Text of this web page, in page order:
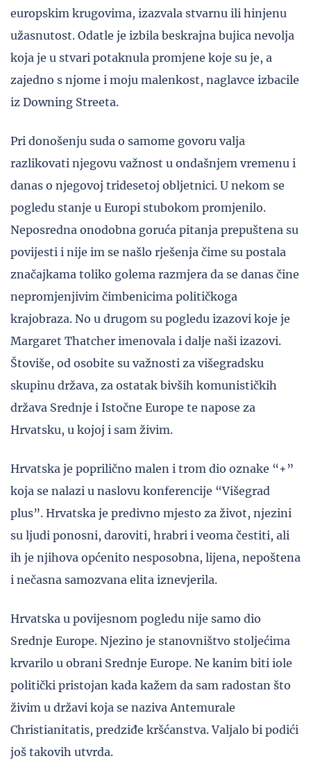
europskim krugovima, izazvala stvarnu ili hinjenu
užasnutost. Odatle je izbila beskrajna bujica nevolja
koja je u stvari potaknula promjene koje su je, a
zajedno s njome i moju malenkost, naglavce izbacile
iz Downing Streeta.
Pri donošenju suda o samome govoru valja
razlikovati njegovu važnost u ondašnjem vremenu i
danas o njegovoj tridesetoj obljetnici. U nekom se
pogledu stanje u Europi stubokom promjenilo.
Neposredna onodobna goruća pitanja prepuštena su
povijesti i nije im se našlo rješenja čime su postala
značajkama toliko golema razmjera da se danas čine
nepromjenjivim čimbenicima političkoga
krajobraza. No u drugom su pogledu izazovi koje je
Margaret Thatcher imenovala i dalje naši izazovi.
Štoviše, od osobite su važnosti za višegradsku
skupinu država, za ostatak bivših komunističkih
država Srednje i Istočne Europe te napose za
Hrvatsku, u kojoj i sam živim.
Hrvatska je poprilično malen i trom dio oznake “+”
koja se nalazi u naslovu konferencije “Višegrad
plus”. Hrvatska je predivno mjesto za život, njezini
su ljudi ponosni, daroviti, hrabri i veoma čestiti, ali
ih je njihova općenito nesposobna, lijena, nepoštena
i nečasna samozvana elita iznevjerila.
Hrvatska u povijesnom pogledu nije samo dio
Srednje Europe. Njezino je stanovništvo stoljećima
krvarilo u obrani Srednje Europe. Ne kanim biti iole
politički pristojan kada kažem da sam radostan što
živim u državi koja se naziva Antemurale
Christianitatis, predziđe kršćanstva. Valjalo bi podići
još takovih utvrda.